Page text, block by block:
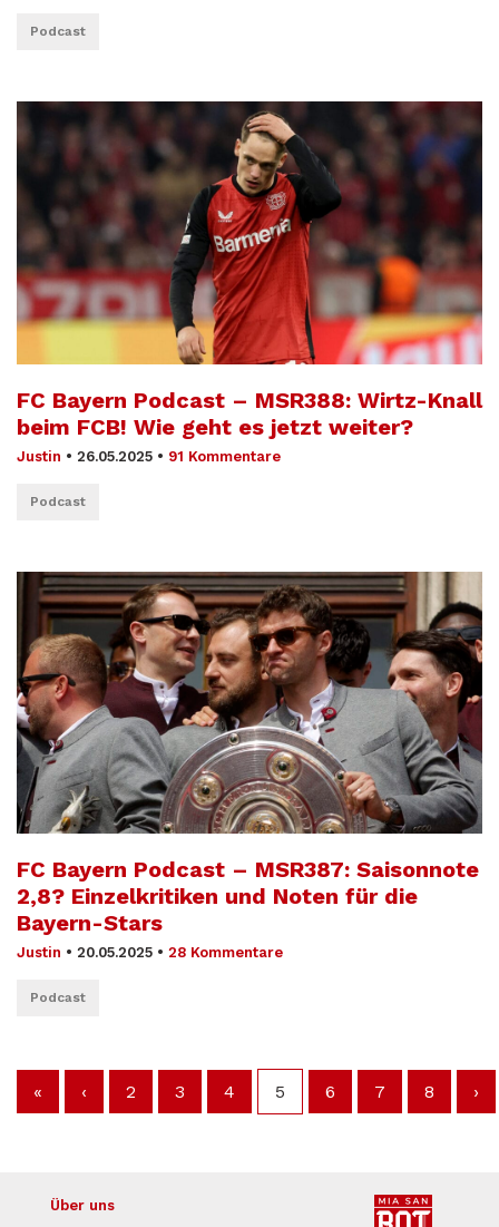
Podcast
FC Bayern Podcast – MSR388: Wirtz-Knall
beim FCB! Wie geht es jetzt weiter?
Justin • 26.05.2025 • 91 Kommentare
Podcast
FC Bayern Podcast – MSR387: Saisonnote
2,8? Einzelkritiken und Noten für die
Bayern-Stars
Justin • 20.05.2025 • 28 Kommentare
Podcast
« ‹ 2 3 4 5 6 7 8 ›
Über uns